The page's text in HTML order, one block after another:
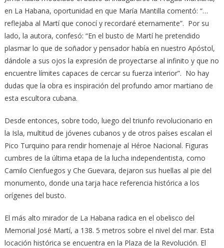
en La Habana, oportunidad en que María Mantilla comentó: “…
reflejaba al Martí que conocí y recordaré eternamente”. Por su
lado, la autora, confesó: “En el busto de Martí he pretendido
plasmar lo que de soñador y pensador había en nuestro Apóstol,
dándole a sus ojos la expresión de proyectarse al infinito y que no
encuentre límites capaces de cercar su fuerza interior”. No hay
dudas que la obra es inspiración del profundo amor martiano de
esta escultora cubana.
Desde entonces, sobre todo, luego del triunfo revolucionario en
la Isla, multitud de jóvenes cubanos y de otros países escalan el
Pico Turquino para rendir homenaje al Héroe Nacional. Figuras
cumbres de la última etapa de la lucha independentista, como
Camilo Cienfuegos y Che Guevara, dejaron sus huellas al pie del
monumento, donde una tarja hace referencia histórica a los
orígenes del busto.
El más alto mirador de La Habana radica en el obelisco del
Memorial José Martí, a 138. 5 metros sobre el nivel del mar. Esta
locación histórica se encuentra en la Plaza de la Revolución. El